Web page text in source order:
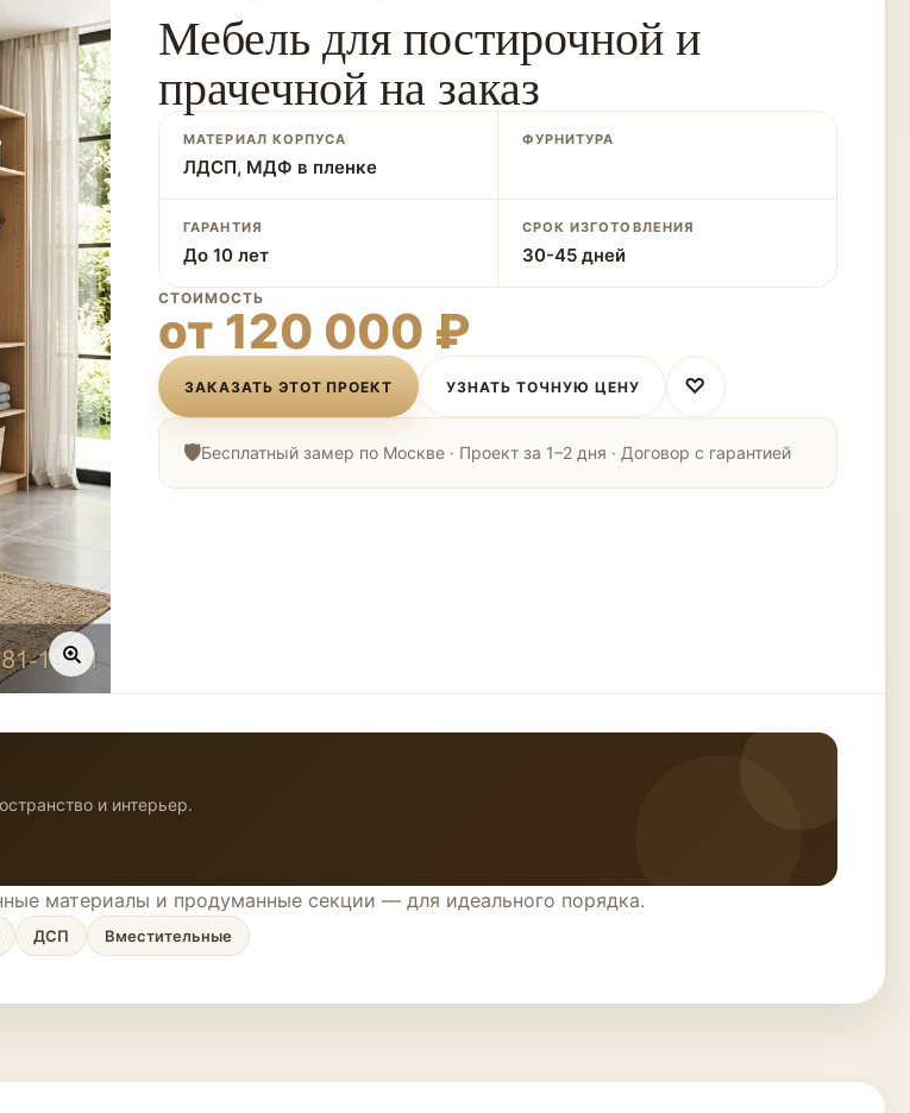
Мебель для постирочной и
прачечной на заказ
МАТЕРИАЛ КОРПУСА
ЛДСП, МДФ в пленке
ФУРНИТУРА
ГАРАНТИЯ
До 10 лет
СРОК ИЗГОТОВЛЕНИЯ
30-45 дней
СТОИМОСТЬ
от 120 000 ₽
ЗАКАЗАТЬ ЭТОТ ПРОЕКТ УЗНАТЬ ТОЧНУЮ ЦЕНУ ♡
Бесплатный замер по Москве · Проект за 1–2 дня · Договор с гарантией
и интерьер.
материалы и продуманные секции — для идеального порядка.
ДСП Вместительные